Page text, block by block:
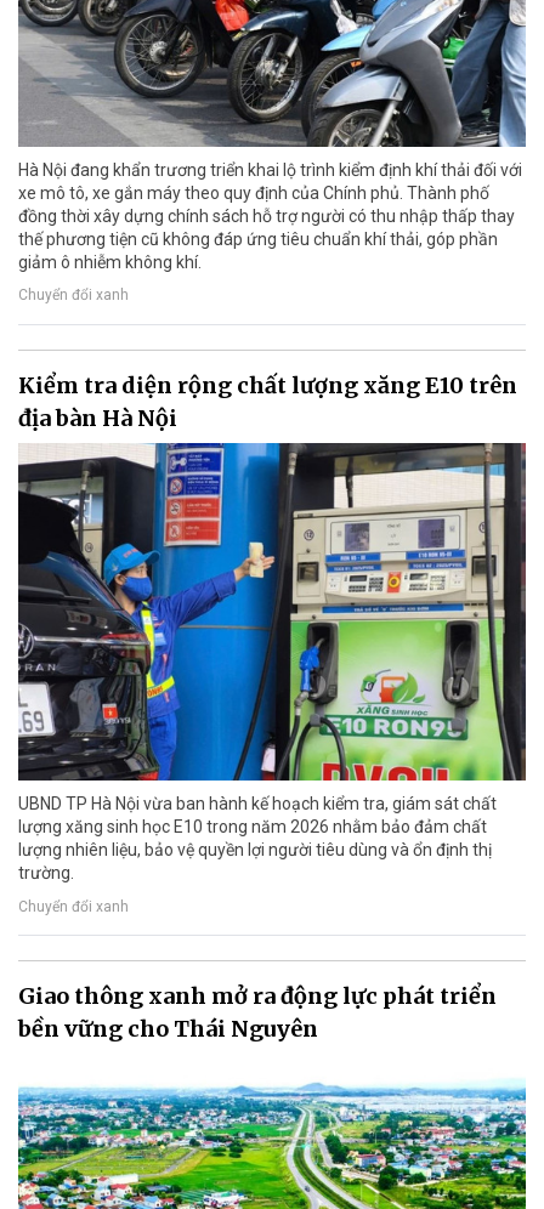
Hà Nội đang khẩn trương triển khai lộ trình kiểm định khí thải đối với
xe mô tô, xe gắn máy theo quy định của Chính phủ. Thành phố
đồng thời xây dựng chính sách hỗ trợ người có thu nhập thấp thay
thế phương tiện cũ không đáp ứng tiêu chuẩn khí thải, góp phần
giảm ô nhiễm không khí.
Chuyển đổi xanh
Kiểm tra diện rộng chất lượng xăng E10 trên
địa bàn Hà Nội
UBND TP Hà Nội vừa ban hành kế hoạch kiểm tra, giám sát chất
lượng xăng sinh học E10 trong năm 2026 nhằm bảo đảm chất
lượng nhiên liệu, bảo vệ quyền lợi người tiêu dùng và ổn định thị
trường.
Chuyển đổi xanh
Giao thông xanh mở ra động lực phát triển
bền vững cho Thái Nguyên